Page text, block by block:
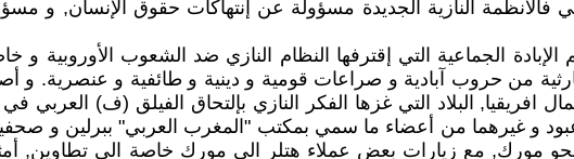
فالأنظمة النازية الجديدة مسؤولة عن إنتهاكات حقوق الإنسان, و
الجماعية التي إقترفها النظام النازي ضد الشعوب الأوروبية
من حروب آبادية و صراعات قومية و دينية و طائفية و عنصرية. و
البلاد التي غزها الفكر النازي بإلتحاق الفيلق (ف) العربي
و غيرهما من أعضاء ما سمي بمكتب "المغرب العربي" ببرلين و صحفيوا